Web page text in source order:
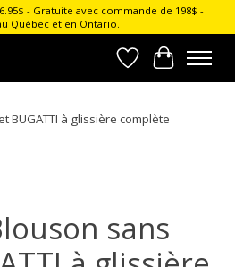
- Gratuite avec commande de 198$ -
Québec et en Ontario.
Liste dePanier
BUGATTI à glissière complète
sans